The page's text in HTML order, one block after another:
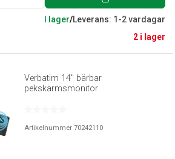
I lager/Leverans: 1-2 vardagar
2 i lager
Verbatim 14'' bärbar
pekskärmsmonitor
Artikelnummer 70242110